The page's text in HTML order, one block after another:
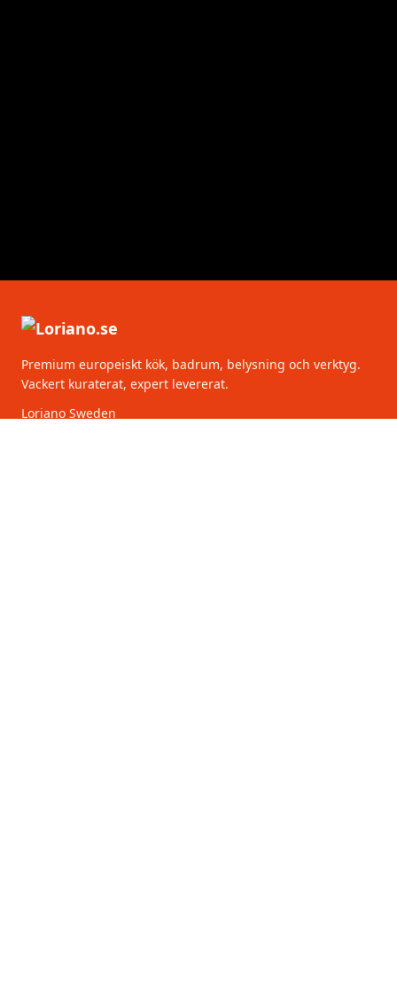
Premium europeiskt kök, badrum, belysning och verktyg.
Vackert kuraterat, expert levererat.
Loriano Sweden